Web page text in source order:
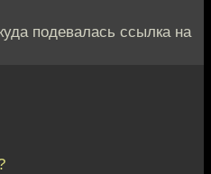
подевалась ссылка на